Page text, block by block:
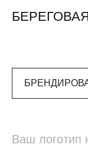
Ваш логотип